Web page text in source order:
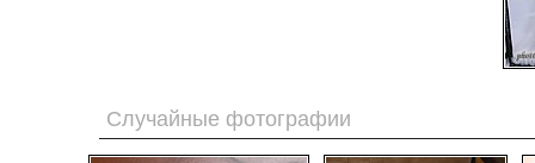
Случайные фотографии